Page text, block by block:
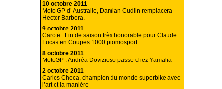
10 octobre 2011
Moto GP d’ Australie, Damian Cudlin remplacera
Hector Barbera.
9 octobre 2011
Carole : Fin de saison très honorable pour Claude
Lucas en Coupes 1000 promosport
8 octobre 2011
MotoGP : Andréa Dovizioso passe chez Yamaha
2 octobre 2011
Carlos Checa, champion du monde superbike avec
l’art et la manière